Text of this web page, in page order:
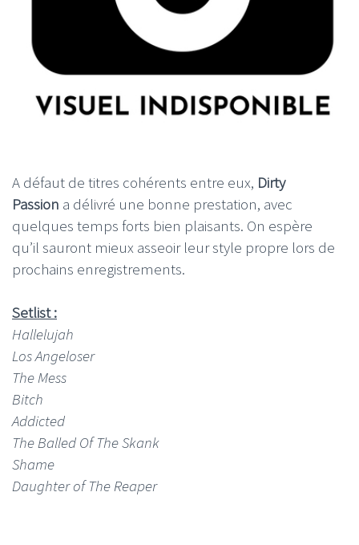
A défaut de titres cohérents entre eux, Dirty
Passion a délivré une bonne prestation, avec
quelques temps forts bien plaisants. On espère
qu’il sauront mieux asseoir leur style propre lors de
prochains enregistrements.
Setlist :
Hallelujah
Los Angeloser
The Mess
Bitch
Addicted
The Balled Of The Skank
Shame
Daughter of The Reaper